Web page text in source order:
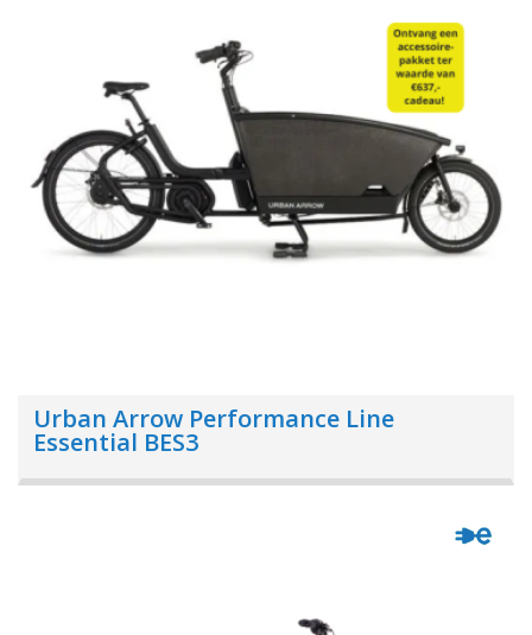
Urban Arrow Performance Line
Essential BES3